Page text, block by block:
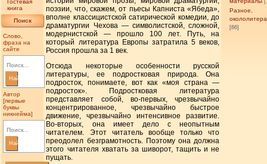
Гостевая
книга
Поиск
Слово,
фраза на
сайте
Найти
Автор
[первые
буквы
никнейма]
Найти
Разное,
[86]
поэзии, что, скажем, от пьесы Капниста «Ябеда»,
вполне классицистской сатирической комедии, до
драматургии Чехова — символистской, сложной,
модернистской — прошло 100 лет. Путь, на
который литература Европы затратила 5 веков,
Россия прошла за 1 век.
Отсюда некоторые особенности русской
литературы, ее подростковая природа. Она
подросток, понимаете, вот как «моя страна —
подросток». Подростковая литература
представляет собой, во-первых, чрезвычайно
концентрированное, чрезвычайно быстрое
движение, чрезвычайно интенсивное развитие.
Во-вторых, она имеет дело с неопытным
читателем. Этот читатель вообще только что
преодолел безграмотность. Поэтому она должна
этого читателя хватать за шиворот, тащить и не
пущать.